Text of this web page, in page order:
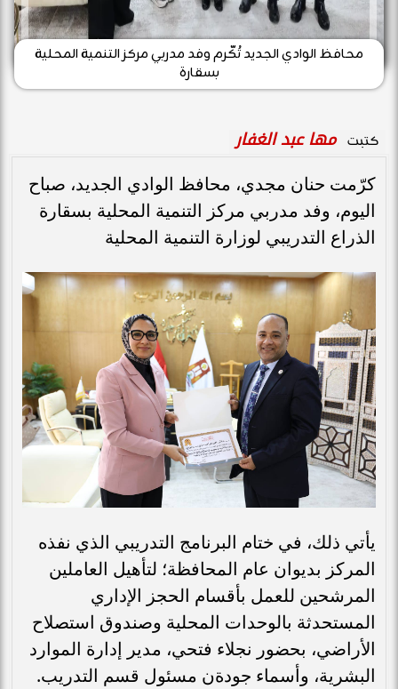
محافظ الوادي الجديد تُكّرم وفد مدربي مركز التنمية المحلية
بسقارة
كتبت مها عبد الغفار
كرّمت حنان مجدي، محافظ الوادي الجديد، صباح
اليوم، وفد مدربي مركز التنمية المحلية بسقارة
الذراع التدريبي لوزارة التنمية المحلية
يأتي ذلك، في ختام البرنامج التدريبي الذي نفذه
المركز بديوان عام المحافظة؛ لتأهيل العاملين
المرشحين للعمل بأقسام الحجز الإداري
المستحدثة بالوحدات المحلية وصندوق استصلاح
الأراضي، بحضور نجلاء فتحي، مدير إدارة الموارد
البشرية، وأسماء جودةن مسئول قسم التدريب.